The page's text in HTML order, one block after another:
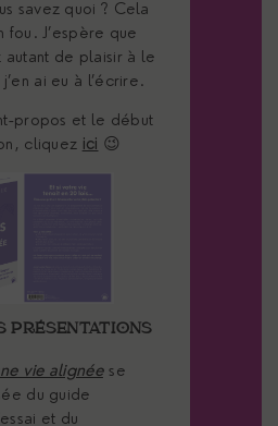
savez quoi ? Cela
fou. J’espère que
autant de plaisir à le
ai eu à l’écrire.
propos et le début
cliquez ici 😉
PRÉSENTATIONS
vie alignéese
du guide
et du